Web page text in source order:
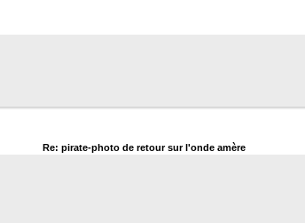
Re: pirate-photo de retour sur l'onde amère